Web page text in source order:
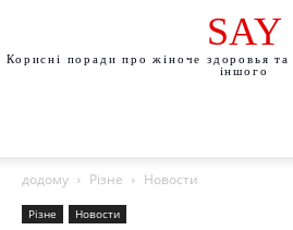
SAY
Корисні поради про жіноче здоровья та
іншого
додому Різне Новости
Різне Новости